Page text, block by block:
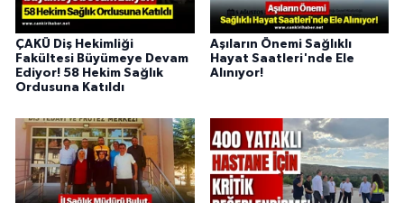
ÇAKÜ Diş Hekimliği
Fakültesi Büyümeye Devam
Ediyor! 58 Hekim Sağlık
Ordusuna Katıldı
Aşıların Önemi Sağlıklı
Hayat Saatleri'nde Ele
Alınıyor!